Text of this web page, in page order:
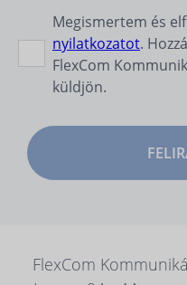
Megismertem és
nyilatkozatot.
FlexCom
küldjön.
FlexCom